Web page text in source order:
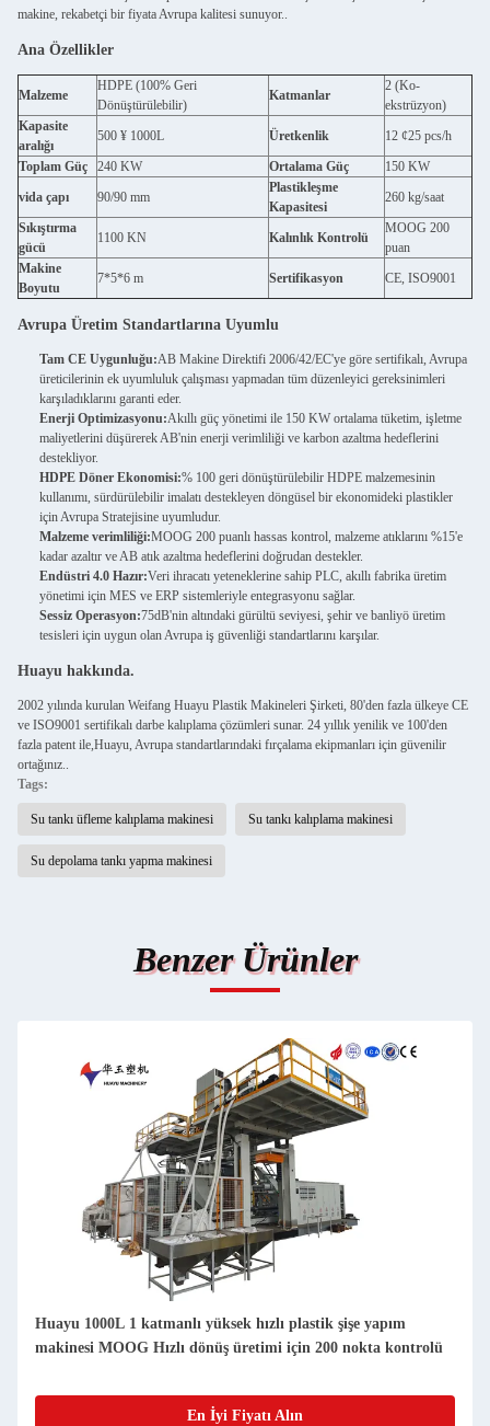
makine, rekabetçi bir fiyata Avrupa kalitesi sunuyor..
Ana Özellikler
Malzeme
HDPE (100% Geri
Dönüştürülebilir)
Katmanlar
2 (Ko-
ekstrüzyon)
Kapasite
aralığı
500 ¥ 1000L Üretkenlik
12 ¢25 pcs/h
Toplam Güç
240 KW Ortalama Güç
150 KW
vida çapı
90/90 mm
Plastikleşme
Kapasitesi
260 kg/saat
Sıkıştırma
gücü
1100 KN Kalınlık Kontrolü
MOOG 200
puan
Makine
Boyutu
7*5*6 m Sertifikasyon CE, ISO9001
Avrupa Üretim Standartlarına Uyumlu
Tam CE Uygunluğu:AB Makine Direktifi 2006/42/EC'ye göre sertifikalı, Avrupa
üreticilerinin ek uyumluluk çalışması yapmadan tüm düzenleyici gereksinimleri
karşıladıklarını garanti eder.
Enerji Optimizasyonu:Akıllı güç yönetimi ile 150 KW ortalama tüketim, işletme
maliyetlerini düşürerek AB'nin enerji verimliliği ve karbon azaltma hedeflerini
destekliyor.
HDPE Döner Ekonomisi:% 100 geri dönüştürülebilir HDPE malzemesinin
kullanımı, sürdürülebilir imalatı destekleyen döngüsel bir ekonomideki plastikler
için Avrupa Stratejisine uyumludur.
Malzeme verimliliği:MOOG 200 puanlı hassas kontrol, malzeme atıklarını %15'e
kadar azaltır ve AB atık azaltma hedeflerini doğrudan destekler.
Endüstri 4.0 Hazır:Veri ihracatı yeteneklerine sahip PLC, akıllı fabrika üretim
yönetimi için MES ve ERP sistemleriyle entegrasyonu sağlar.
Sessiz Operasyon:75dB'nin altındaki gürültü seviyesi, şehir ve banliyö üretim
tesisleri için uygun olan Avrupa iş güvenliği standartlarını karşılar.
Huayu hakkında.
2002 yılında kurulan Weifang Huayu Plastik Makineleri Şirketi, 80'den fazla ülkeye CE
ve ISO9001 sertifikalı darbe kalıplama çözümleri sunar. 24 yıllık yenilik ve 100'den
fazla patent ile,Huayu, Avrupa standartlarındaki fırçalama ekipmanları için güvenilir
ortağınız..
Tags:
Su tankı üfleme kalıplama makinesi Su tankı kalıplama makinesi
Su depolama tankı yapma makinesi
Benzer Ürünler
Huayu 1000L 1 katmanlı yüksek hızlı plastik şişe yapım
makinesi MOOG Hızlı dönüş üretimi için 200 nokta kontrolü
En İyi Fiyatı Alın